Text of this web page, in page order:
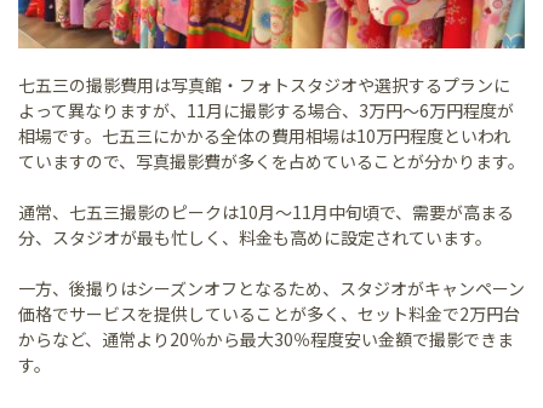
七五三の撮影費用は写真館・フォトスタジオや選択するプランに
よって異なりますが、11月に撮影する場合、3万円～6万円程度が
相場です。七五三にかかる全体の費用相場は10万円程度といわれ
ていますので、写真撮影費が多くを占めていることが分かります。
通常、七五三撮影のピークは10月～11月中旬頃で、需要が高まる
分、スタジオが最も忙しく、料金も高めに設定されています。
一方、後撮りはシーズンオフとなるため、スタジオがキャンペーン
価格でサービスを提供していることが多く、セット料金で2万円台
からなど、通常より20％から最大30％程度安い金額で撮影できま
す。